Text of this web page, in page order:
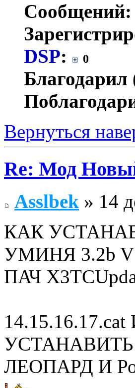
Сообщений:
DSP: 0
Благодарил
Вернуться
Re: Мод
Asslbek » 14
КАК
УМИНЯ 3.2b
ПАЧ
ЛЕОПАРД И